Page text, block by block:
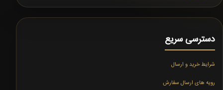
دسترسی سریع
شرایط خرید و ارسال
رویه های ارسال سفارش